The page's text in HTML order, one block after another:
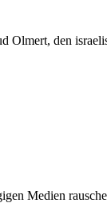
den
Medien